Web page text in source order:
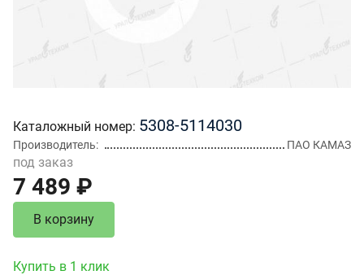
Каталожный номер 5308-5114030
Производитель ПАО КАМАЗ
под заказ
7 489 ₽
В корзину
Купить в 1 клик